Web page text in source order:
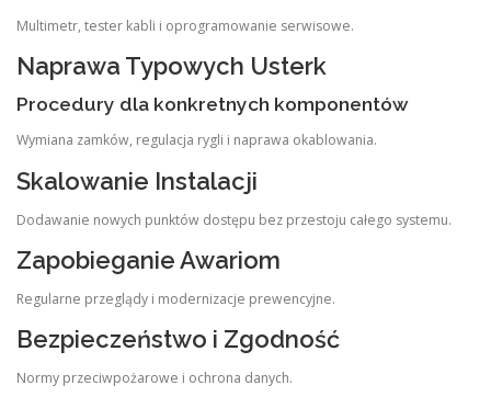
Multimetr, tester kabli i oprogramowanie serwisowe.
Naprawa Typowych Usterk
Procedury dla konkretnych komponentów
Wymiana zamków, regulacja rygli i naprawa okablowania.
Skalowanie Instalacji
Dodawanie nowych punktów dostępu bez przestoju całego systemu.
Zapobieganie Awariom
Regularne przeglądy i modernizacje prewencyjne.
Bezpieczeństwo i Zgodność
Normy przeciwpożarowe i ochrona danych.